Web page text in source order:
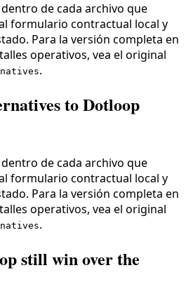
de cada archivo que
formulario contractual local y
Para la versión completa en
operativos, vea el original
.
to Dotloop
de cada archivo que
formulario contractual local y
Para la versión completa en
operativos, vea el original
.
still win over the